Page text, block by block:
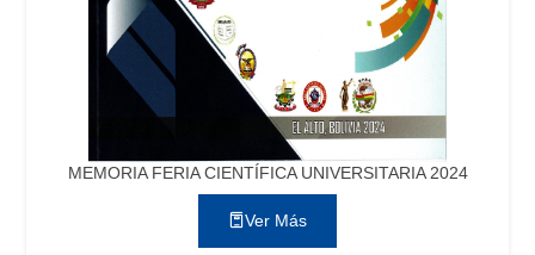
MEMORIA FERIA CIENTÍFICA UNIVERSITARIA 2024
Ver Más